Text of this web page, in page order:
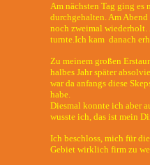
Am nächsten Tag ging es
durchgehalten. Am
noch zweimal
turnte.Ich kam danach
Zu meinem großen
halbes Jahr später
war da anfangs diese
habe.
Diesmal konnte ich aber
wusste ich, das ist mein
Ich beschloss, mich für
Gebiet wirklich firm zu